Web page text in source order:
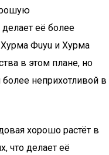
её более
Хурма Фuyu и Хурма
в этом плане, но
неприхотливой в
хорошо растёт в
что делает её